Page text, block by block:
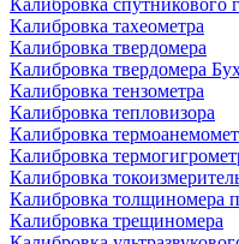
Калибровка спутникового
Калибровка тахеометра
Калибровка твердомера
Калибровка твердомера
Калибровка тензометра
Калибровка тепловизора
Калибровка
Калибровка
Калибровка
Калибровка толщиномера
Калибровка трещиномера